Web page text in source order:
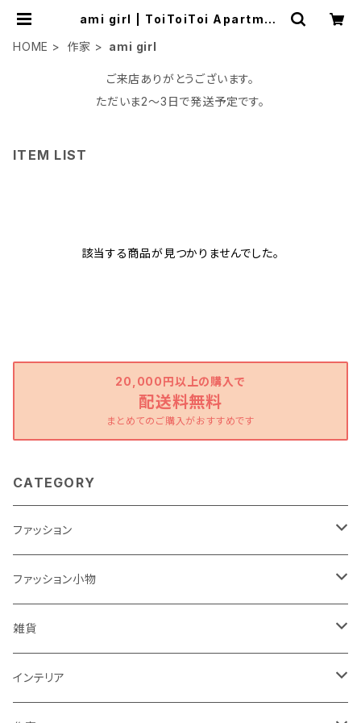
ami girl | ToiToiToi Apartmen
HOME
作家 ami girl
ご来店ありがとうございます。
ただいま2〜3日で発送予定です。
ITEM LIST
該当する商品が見つかりませんでした。
20,000円以上の購入で
配送料無料
まとめてのご購入がおすすめです
CATEGORY
ファッション
ワンピース
トップス
パンツ
ファッション小物
バッグ
ポーチ
雑貨
バスケット
インテリア